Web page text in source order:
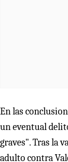
En las
un eventual
graves". Tras la
adulto contra